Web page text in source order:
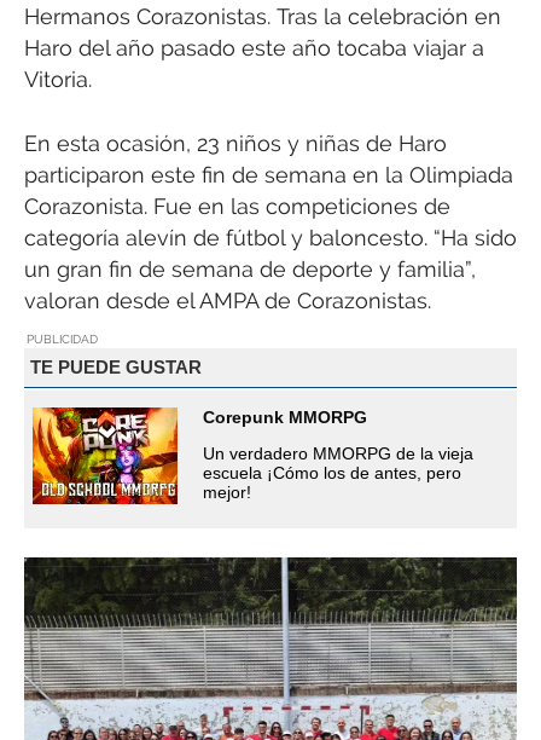
Hermanos Corazonistas. Tras la celebración en
Haro del año pasado este año tocaba viajar a
Vitoria.
En esta ocasión, 23 niños y niñas de Haro
participaron este fin de semana en la Olimpiada
Corazonista. Fue en las competiciones de
categoría alevín de fútbol y baloncesto. “Ha sido
un gran fin de semana de deporte y familia”,
valoran desde el AMPA de Corazonistas.
PUBLICIDAD
TE PUEDE GUSTAR
Corepunk MMORPG
Un verdadero MMORPG de la vieja
escuela ¡Cómo los de antes, pero
mejor!